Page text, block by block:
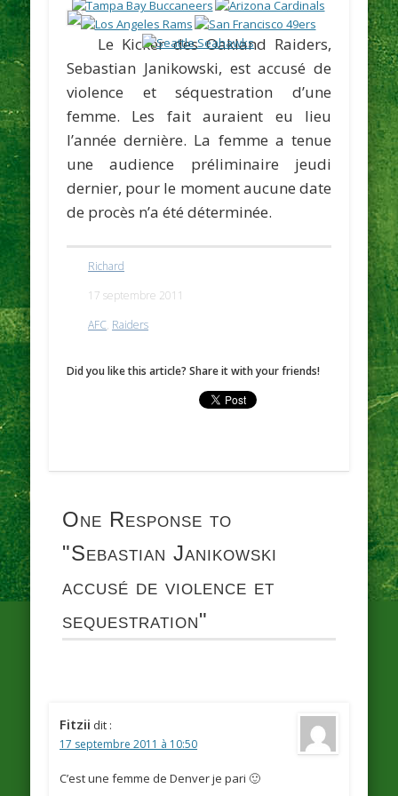
Le Kicker des Oakland Raiders,
Sebastian Janikowski, est accusé de
violence et séquestration d’une
femme. Les fait auraient eu lieu
l’année dernière. La femme a tenue
une audience préliminaire jeudi
dernier, pour le moment aucune date
de procès n’a été déterminée.
Richard
17 septembre 2011
AFC, Raiders
Did you like this article? Share it with your friends!
One Response to
"Sebastian Janikowski
accusé de violence et
sequestration"
Fitzii dit :
17 septembre 2011 à 10:50
C’est une femme de Denver je pari 🙂